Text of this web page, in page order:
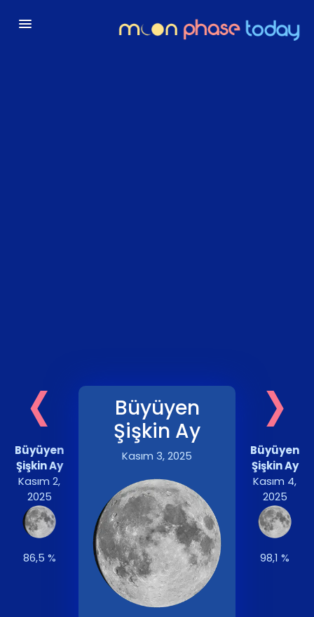
‹
Büyüyen
Şişkin Ay
Kasım 2,
2025
86,5 %
Büyüyen
Şişkin Ay
Kasım 3, 2025 ›
Büyüyen
Şişkin Ay
Kasım 4,
2025
98,1 %